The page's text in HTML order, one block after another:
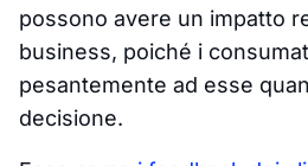
possono avere un impatto
business, poiché i
pesantemente ad esse
decisione.